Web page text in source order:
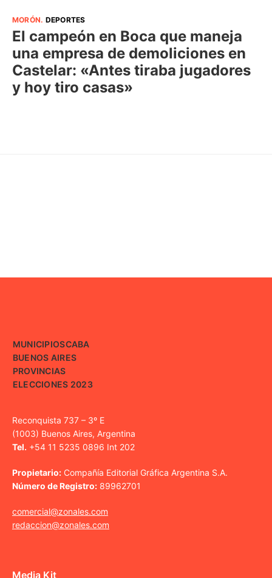
MORÓN. DEPORTES
El campeón en Boca que maneja
una empresa de demoliciones en
Castelar: «Antes tiraba jugadores
y hoy tiro casas»
MUNICIPIOSCABA
BUENOS AIRES
PROVINCIAS
ELECCIONES 2023
Reconquista 737 – 3º E
(1003) Buenos Aires, Argentina
Tel. +54 11 5235 0896 Int 202
Propietario: Compañía Editorial Gráfica Argentina S.A.
Número de Registro: 89962701
comercial@zonales.com
redaccion@zonales.com
Media Kit